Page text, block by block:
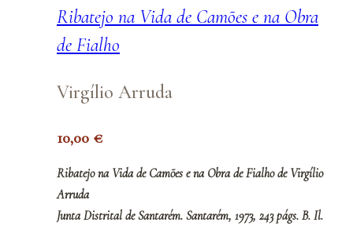
Ribatejo na Vida de Camões e na Obra
de Fialho
Virgílio Arruda
10,00 €
Ribatejo na Vida de Camões e na Obra de Fialho de Virgílio
Arruda
Junta Distrital de Santarém. Santarém, 1973, 243 págs. B. Il.